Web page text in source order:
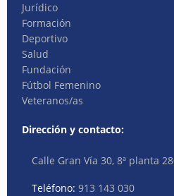
Jurídico
Formación
Deportivo
Salud
Fundación
Fútbol Femenino
Veteranos/as
Dirección y contacto:
Calle Gran Vía 30, 8ª planta
Teléfono:913 143 030